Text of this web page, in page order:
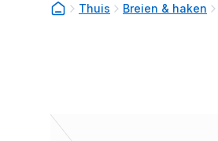
Thuis Breien & haken